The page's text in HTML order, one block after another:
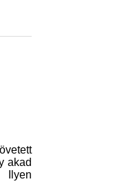
akad